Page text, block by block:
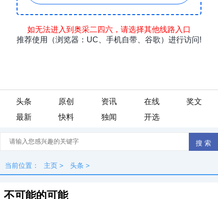
头条 原创 资讯 在线
奖文
最新
快料 独闻 开选
当前位置： 主页 > 头条 >
不可能的可能